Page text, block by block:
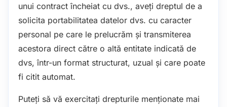
unui contract încheiat cu dvs., aveți dreptul de a
solicita portabilitatea datelor dvs. cu caracter
personal pe care le prelucrăm și transmiterea
acestora direct către o altă entitate indicată de
dvs, într-un format structurat, uzual și care poate
fi citit automat.
Puteți să vă exercitați drepturile menționate mai